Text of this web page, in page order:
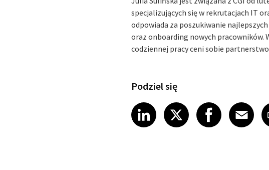
specjalizujących się w rekrutacjach IT
odpowiada za poszukiwanie
oraz onboarding nowych pracowników.
codziennej pracy ceni sobie
Podziel się
Share article on
LinkedIn
Share article
XShare